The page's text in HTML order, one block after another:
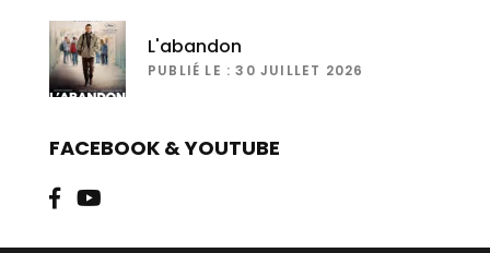
L'abandon
PUBLIÉ LE : 30 JUILLET 2026
FACEBOOK & YOUTUBE